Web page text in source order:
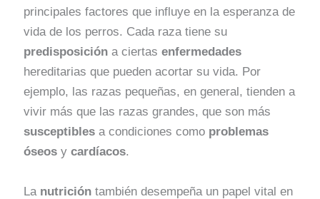
principales factores que influye en la esperanza de
vida de los perros. Cada raza tiene su
predisposicióna ciertasenfermedades
hereditarias que pueden acortar su vida. Por
ejemplo, las razas pequeñas, en general, tienden a
vivir más que las razas grandes, que son más
susceptiblesa condiciones como problemas
óseos ycardíacos.
La nutricióntambién desempeña un papel vital en